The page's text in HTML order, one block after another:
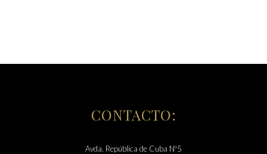
CONTACTO:
Avda. República de Cuba Nº5